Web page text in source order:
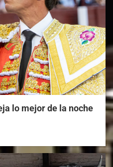
lo mejor de la noche